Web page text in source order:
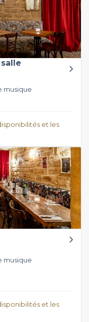
musique
et les
musique
et les